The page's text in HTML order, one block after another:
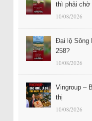
thì phải chờ
10/08/2026
Đại lộ Sông
258?
10/08/2026
Vingroup –
thị
10/08/2026